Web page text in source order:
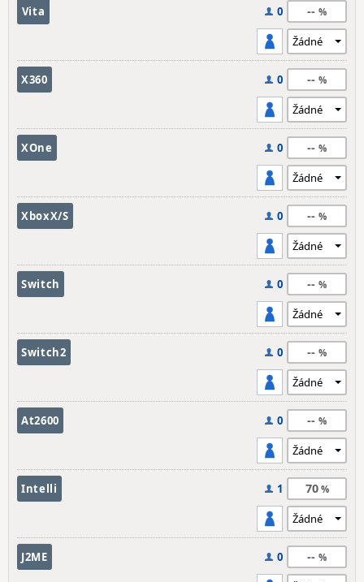
Vita 0 --
X360 0 --
XOne 0 --
XboxX/S 0 --
Switch 0 --
Switch2 0 --
At2600 0 --
Intelli 1 70
J2ME 0 --